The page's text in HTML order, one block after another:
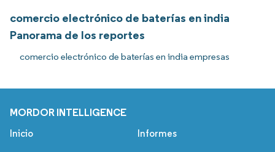
comercio electrónico de baterías en india
Panorama de los reportes
comercio electrónico de baterías en india empresas
MORDOR INTELLIGENCE
Inicio Informes